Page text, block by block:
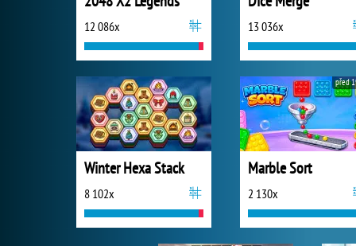
12 086x 13 036x
Winter Hexa Stack
8 102x
Marble Sort
2 130x
před